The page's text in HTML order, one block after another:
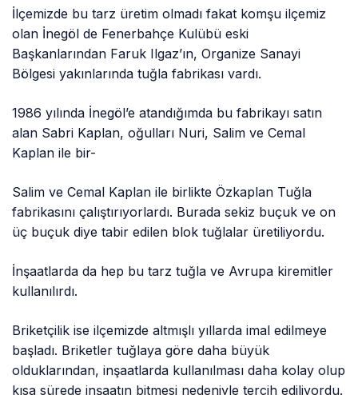
İlçemizde bu tarz üretim olmadı fakat komşu ilçemiz
olan İnegöl de Fenerbahçe Kulübü eski
Başkanlarından Faruk Ilgaz’ın, Organize Sanayi
Bölgesi yakınlarında tuğla fabrikası vardı.
1986 yılında İnegöl’e atandığımda bu fabrikayı satın
alan Sabri Kaplan, oğulları Nuri, Salim ve Cemal
Kaplan ile bir-
Salim ve Cemal Kaplan ile birlikte Özkaplan Tuğla
fabrikasını çalıştırıyorlardı. Burada sekiz buçuk ve on
üç buçuk diye tabir edilen blok tuğlalar üretiliyordu.
İnşaatlarda da hep bu tarz tuğla ve Avrupa kiremitler
kullanılırdı.
Briketçilik ise ilçemizde altmışlı yıllarda imal edilmeye
başladı. Briketler tuğlaya göre daha büyük
olduklarından, inşaatlarda kullanılması daha kolay olup
kısa sürede inşaatın bitmesi nedeniyle tercih ediliyordu.